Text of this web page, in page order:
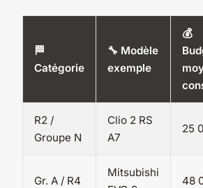
🏁
Catégorie
🔧 Modèle
exemple
💰
R2 /
Groupe N
Clio 2 RS
A7
25
Gr. A / R4
Mitsubishi
48